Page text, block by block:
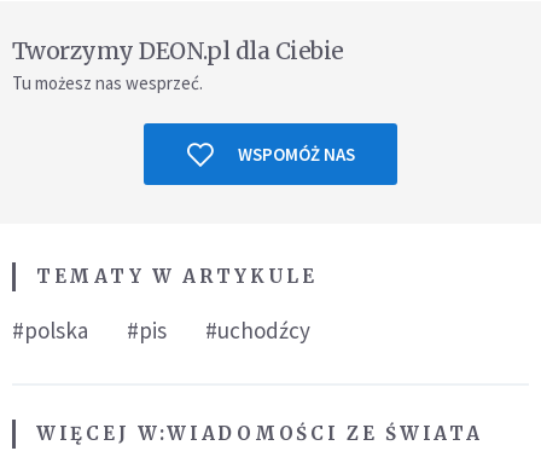
Tworzymy DEON.pl dla Ciebie
Tu możesz nas wesprzeć.
WSPOMÓŻ NAS
TEMATY W ARTYKULE
#polska #pis #uchodźcy
WIĘCEJ W:WIADOMOŚCI ZE ŚWIATA